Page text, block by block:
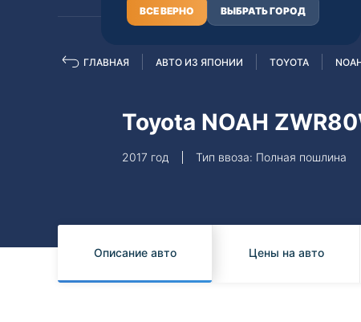
ВСЕ ВЕРНО ВЫБРАТЬ ГОРОД
Полная пошлина
ГЛАВНАЯ АВТО ИЗ ЯПОНИИ TOYOTA
Toyota NOAH
2017 год Тип ввоза: Полная пошлина
Описание авто Цены на авто